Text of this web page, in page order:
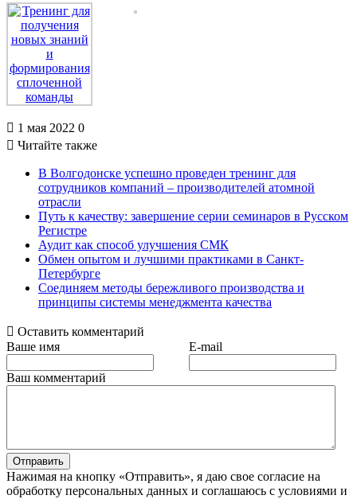
1 мая 2022 0
Читайте также
В Волгодонске успешно проведен тренинг для
сотрудников компаний – производителей атомной
отрасли
Путь к качеству: завершение серии семинаров в Русском
Регистре
Аудит как способ улучшения СМК
Обмен опытом и лучшими практиками в Санкт-
Петербурге
Соединяем методы бережливого производства и
принципы системы менеджмента качества
Оставить комментарий
Ваше имя
E-mail
Ваш комментарий
Нажимая на кнопку «Отправить», я даю свое согласие на
обработку персональных данных и соглашаюсь с условиями и